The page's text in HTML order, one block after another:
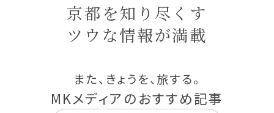
京都を知り尽くす
ツウな情報が満載
また、きょうを、旅する。
MKメディアのおすすめ記事